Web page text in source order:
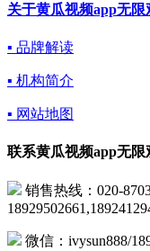
关于黄瓜视频app无限
▪ 品牌解读
▪ 机构简介
▪ 网站地图
联系黄瓜视频app无限
销售热线：020-
微信：ivysun888/